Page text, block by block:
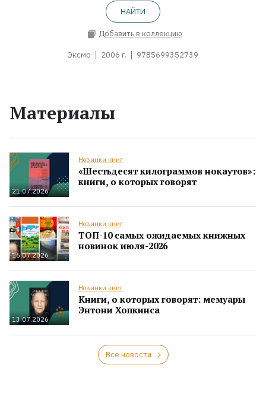
НАЙТИ
Добавить в коллекцию
Эксмо 2006 г. 9785699352739
Материалы
21.07.2026
Новинки книг
«Шестьдесят килограммов нокаутов»:
книги, о которых говорят
16.07.2026
Новинки книг
ТОП-10 самых ожидаемых книжных
новинок июля-2026
13.07.2026
Новинки книг
Книги, о которых говорят: мемуары
Энтони Хопкинса
Все новости